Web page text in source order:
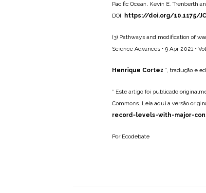
Pacific Ocean. Kevin E. Trenberth
DOI: https://doi.org/10.1175/
(3) Pathways and modification of
Science Advances • 9 Apr 2021 • Vol
Henrique Cortez *, tradução e
* Este artigo foi publicado
Commons. Leia aqui a versão
record-levels-with-major-
Por Ecodebate